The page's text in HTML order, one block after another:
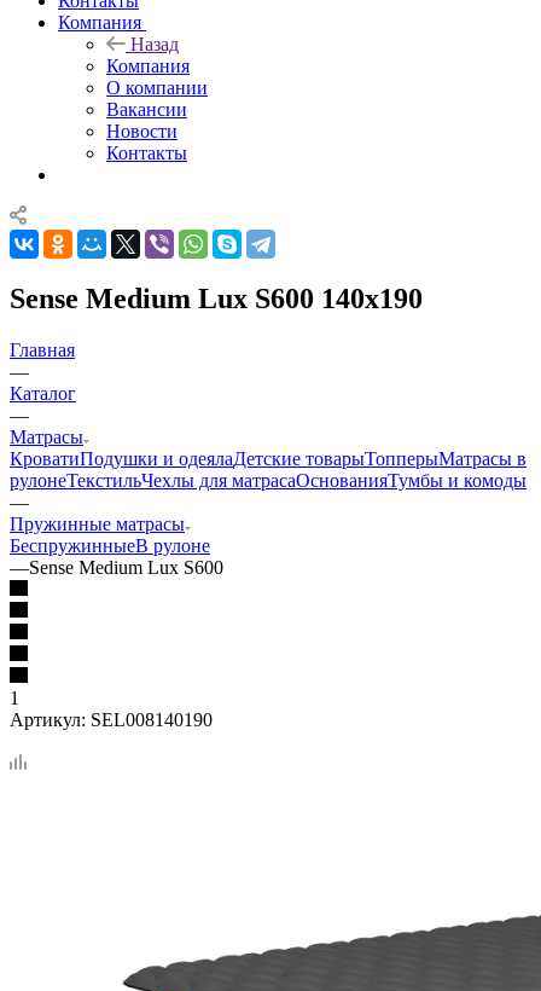
Компания
Назад
Компания
О компании
Вакансии
Новости
Контакты
Sense Medium Lux S600 140x190
Главная
—
Каталог
—
Матрасы
КроватиПодушки и одеялаДетские товарыТопперыМатрасы в
рулонеТекстильЧехлы для матрасаОснованияТумбы и комоды
—
Пружинные матрасы
БеспружинныеВ рулоне
—Sense Medium Lux S600
1
Артикул: SEL008140190